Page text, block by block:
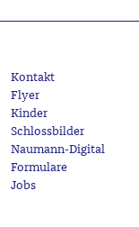
Kontakt
Flyer
Kinder
Schlossbilder
Naumann-Digital
Formulare
Jobs